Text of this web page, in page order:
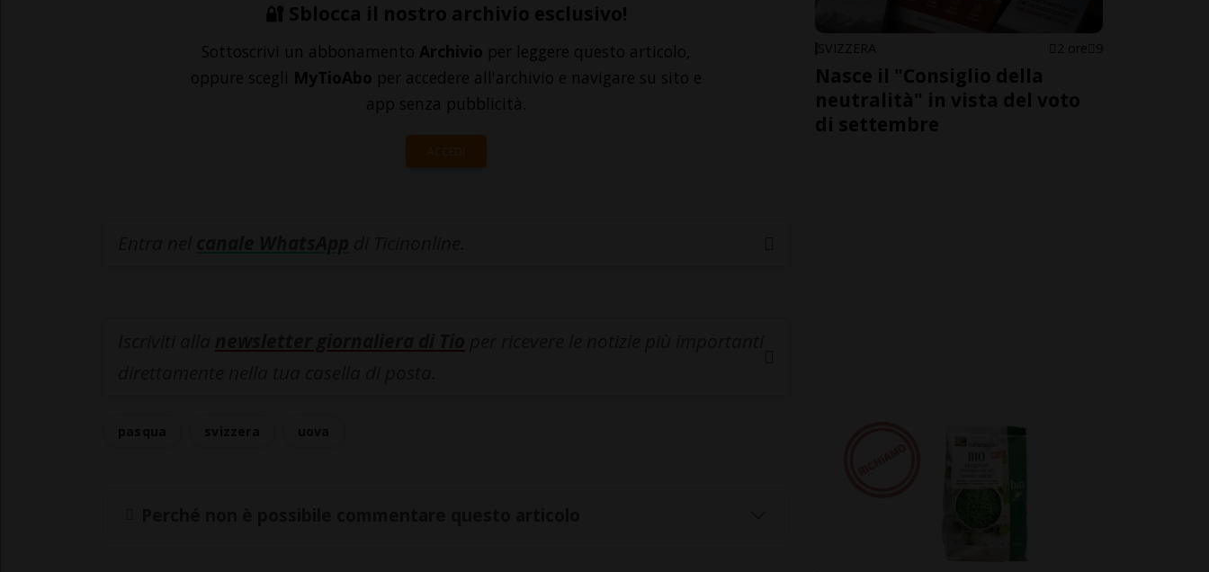
🔐 Sblocca il nostro archivio esclusivo!
Sottoscrivi un abbonamento Archivio per leggere questo articolo,
oppure scegli MyTioAbo per accedere all'archivio e navigare su sito e
app senza pubblicità.
ACCEDI
SVIZZERA 2 ore 9
Nasce il "Consiglio della
neutralità" in vista del voto
di settembre